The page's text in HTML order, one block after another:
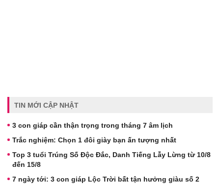
TIN MỚI CẬP NHẬT
3 con giáp cần thận trọng trong tháng 7 âm lịch
Trắc nghiệm: Chọn 1 đôi giày bạn ấn tượng nhất
Top 3 tuổi Trúng Số Độc Đắc, Danh Tiếng Lẫy Lừng từ 10/8
đến 15/8
7 ngày tới: 3 con giáp Lộc Trời bất tận hưởng giàu số 2